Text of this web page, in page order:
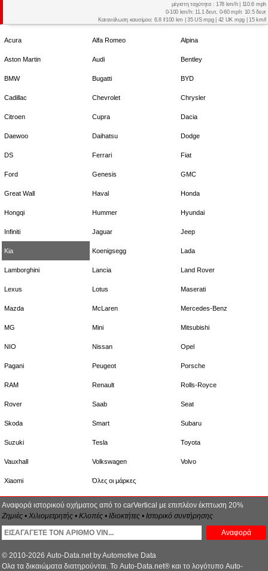
μέγιστη ταχύτητα : 178 km/h | 110.6 mph
0-100 km/h: 11.1 δευτ, 0-60 mph: 10.5 δευτ
Κατανάλωση καυσίμου: 6.8 l/100 km | 35 US mpg | 42 UK mpg | 15 km/l
Acura Alfa Romeo Alpina
Aston Martin Audi Bentley
BMW Bugatti BYD
Cadillac Chevrolet Chrysler
Citroen Cupra Dacia
Daewoo Daihatsu Dodge
DS Ferrari Fiat
Ford Genesis GMC
Great Wall Haval Honda
Hongqi Hummer Hyundai
Infiniti Jaguar Jeep
Kia Koenigsegg Lada
Lamborghini Lancia Land Rover
Lexus Lotus Maserati
Mazda McLaren Mercedes-Benz
MG Mini Mitsubishi
NIO Nissan Opel
Pagani Peugeot Porsche
RAM Renault Rolls-Royce
Rover Saab Seat
Skoda Smart Subaru
Suzuki Tesla Toyota
Vauxhall Volkswagen Volvo
Xiaomi Όλες οι μάρκες
Αναφορά ιστορικού οχήματος από το carVertical με επιπλέον έκπτωση 20%
Ζημιές • Χιλιομετρητής • Κλοπές • Ιδιοκτήτες • Ιστορικό συντήρησης
Αναφορά
© 2010-2026 Auto-Data.net by Automotive Data
Ολα τα δικαιώματα διατηρούνται. Το Auto-Data.net® και το λογότυπο Auto-